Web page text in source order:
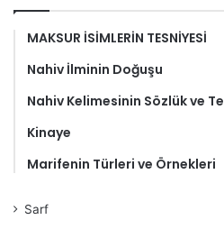
MAKSUR İSİMLERİN TESNİYESİ
Nahiv İlminin Doğuşu
Nahiv Kelimesinin Sözlük ve
Kinaye
Marifenin Türleri ve Örnekleri
Sarf